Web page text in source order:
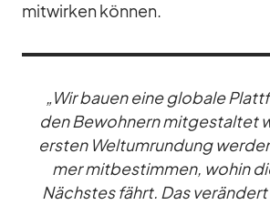
mit­wir­ken kön­nen.
„Wir bauen eine glo­bale
den Be­woh­nern mit­ge­stal­tet
ers­ten Welt­um­run­dung
mer mit­be­stim­men, wo­hin
Nächs­tes fährt. Das